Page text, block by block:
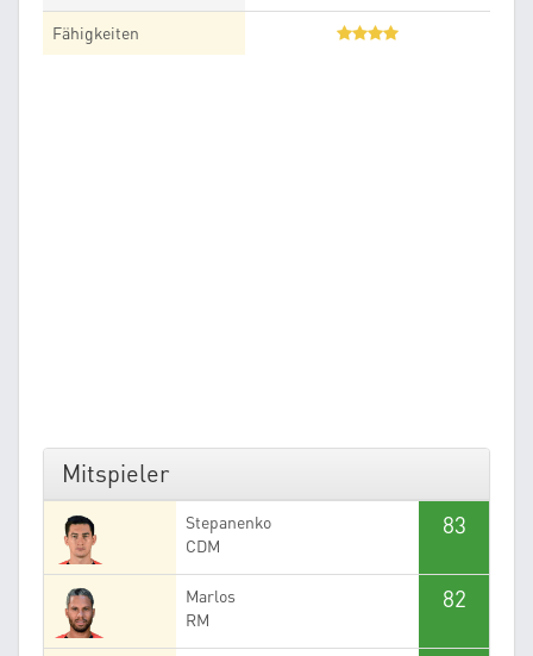
Fähigkeiten
Mitspieler
Stepanenko
CDM
83
Marlos
RM
82